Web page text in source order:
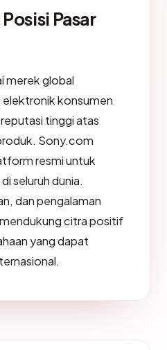
Pasar
merek global
konsumen
tinggi atas
Sony.com
resmi untuk
seluruh dunia.
dan pengalaman
citra positif
yang dapat